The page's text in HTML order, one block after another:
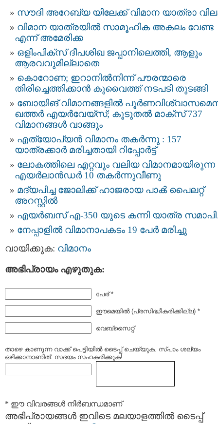
സൗദി അറേബ്യ യിലേക്ക് വിമാന യാത്രാ
വിമാന യാത്രയില്‍ സാമൂഹിക അകലം വേണ്ട
എന്ന് അമേരിക്ക
ഒളിംപിക്‌സ് ദീപശിഖ ജപ്പാനിലെത്തി, ആളും
ആരവവുമില്ലാതെ
കൊറോണ; ഇറാനിൽനിന്ന് പൗരന്മാരെ
തിരിച്ചെത്തിക്കാൻ കുവൈത്ത് നടപടി തുടങ്ങി
ബോയിങ് വിമാനങ്ങളില്‍
ഖത്തര്‍ എയര്‍വേയ്സ്; കൂടുതല്‍ മാക്സ് 737
വിമാനങ്ങള്‍ വാങ്ങും
എത്യോപ്യൻ വിമാനം തകര്‍ന്നു : 157
യാത്രക്കാര്‍ മരിച്ചതായി റിപ്പോര്‍ട്ട്
ലോകത്തിലെ എറ്റവും വലിയ വിമാനമായിരുന്ന
എയർലാൻഡർ 10 തകർന്നുവീണു
മദ്യപിച്ച ജോലിക്ക് ഹാജരായ പാൿ പൈലറ്റ്
അറസ്റ്റിൽ
എയർബസ് എ-350 യുടെ കന്നി യാത്ര
നേപ്പാളില്‍ വിമാനാപകടം 19 പേര്‍ മരിച്ചു
വായിക്കുക: വിമാനം
അഭിപ്രായം എഴുതുക:
പേര് *
ഈമെയില്‍ (പ്രസിദ്ധീകരിക്കില്ല) *
വെബ്സൈറ്റ്
താഴെ കാണുന്ന വാക്ക് പെട്ടിയില്‍ ടൈപ്പ്‌ ചെയ്യുക. സ്പാം ശല്യം
ഒഴിക്കാനാണിത്. സദയം സഹകരിക്കുക!
* ഈ വിവരങ്ങള്‍ നിര്‍ബന്ധമാണ്
അഭിപ്രായങ്ങള്‍ ഇവിടെ മലയാളത്തില്‍ ടൈപ്പ്